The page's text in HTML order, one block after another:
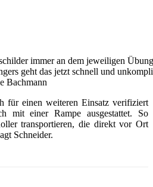
immer an dem jeweiligen
geht das jetzt schnell und
Bachmann
für einen weiteren Einsatz verifiziert
mit einer Rampe ausgestattet. So
transportieren, die direkt vor Ort
Schneider.